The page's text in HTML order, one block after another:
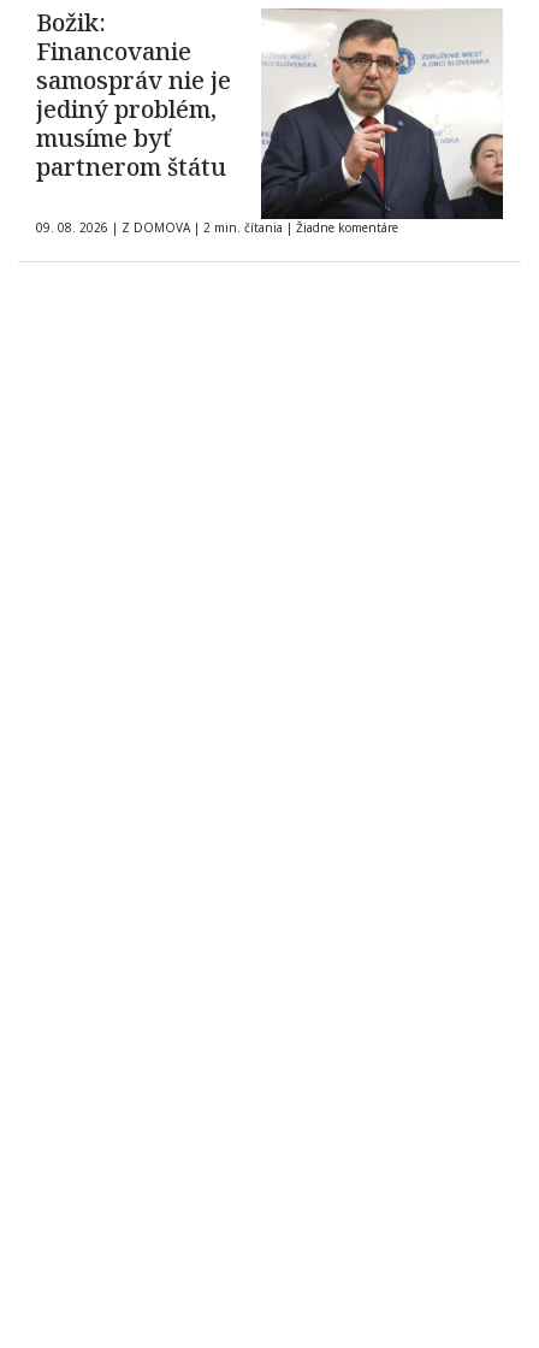
Božik:
Financovanie
samospráv nie je
jediný problém,
musíme byť
partnerom štátu
09. 08. 2026 | Z DOMOVA | 2 min. čítania | Žiadne komentáre